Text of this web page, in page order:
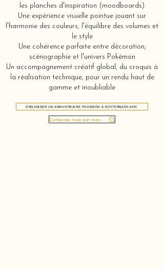
les planches d'inspiration (moodboards)
Une expérience visuelle pointue jouant sur
l'harmonie des couleurs, l'équilibre des volumes et
le style
Une cohérence parfaite entre décoration,
scénographie et l'univers Pokémon
Un accompagnement créatif global, du croquis à
la réalisation technique, pour un rendu haut de
gamme et inoubliable
ORGANISER UN ANNIVERSAIRE POKÉMON À ECHTERNACH 6401